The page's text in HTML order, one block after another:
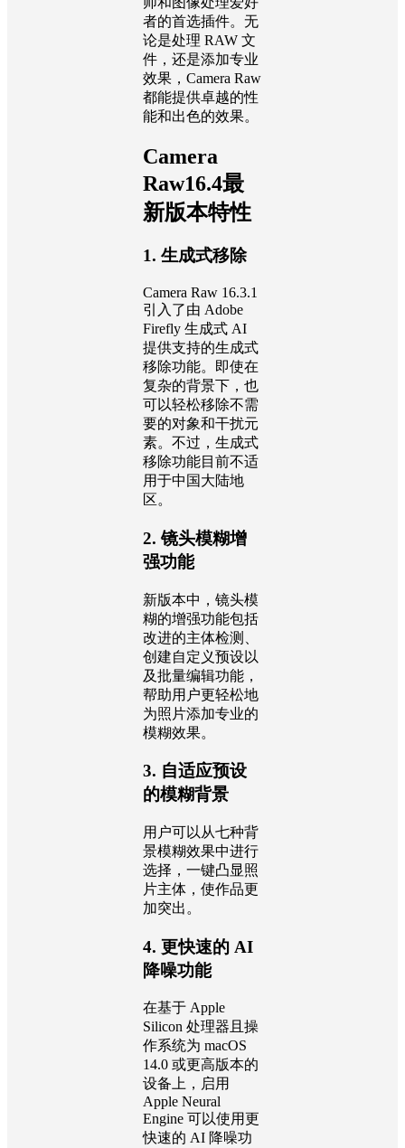
者的首选插件。无
论是处理 RAW 文
件，还是添加专业
效果，Camera Raw
都能提供卓越的性
能和出色的效果。
Camera
Raw16.4最
新版本特性
1. 生成式移除
Camera Raw 16.3.1
引入了由 Adobe
Firefly 生成式 AI
提供支持的生成式
移除功能。即使在
复杂的背景下，也
可以轻松移除不需
要的对象和干扰元
素。不过，生成式
移除功能目前不适
用于中国大陆地
区。
2. 镜头模糊增
强功能
新版本中，镜头模
糊的增强功能包括
改进的主体检测、
创建自定义预设以
及批量编辑功能，
帮助用户更轻松地
为照片添加专业的
模糊效果。
3. 自适应预设
的模糊背景
用户可以从七种背
景模糊效果中进行
选择，一键凸显照
片主体，使作品更
加突出。
4. 更快速的 AI
降噪功能
在基于 Apple
Silicon 处理器且操
作系统为 macOS
14.0 或更高版本的
设备上，启用
Apple Neural
Engine 可以使用更
快速的 AI 降噪功